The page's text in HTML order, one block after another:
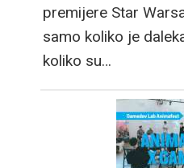
premijere Star
samo koliko je
koliko su…